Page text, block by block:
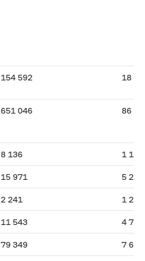
154 592 18
651 046 86
8 136 1 116
15 971 5 226
2 241 1 230
11 543 4 768
79 349 7 693